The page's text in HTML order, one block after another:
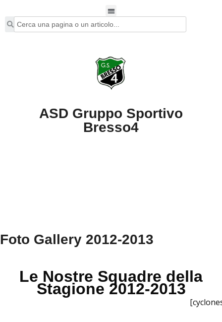
ASD Gruppo Sportivo
Bresso4
Foto Gallery 2012-2013
Le Nostre Squadre della
Stagione 2012-2013